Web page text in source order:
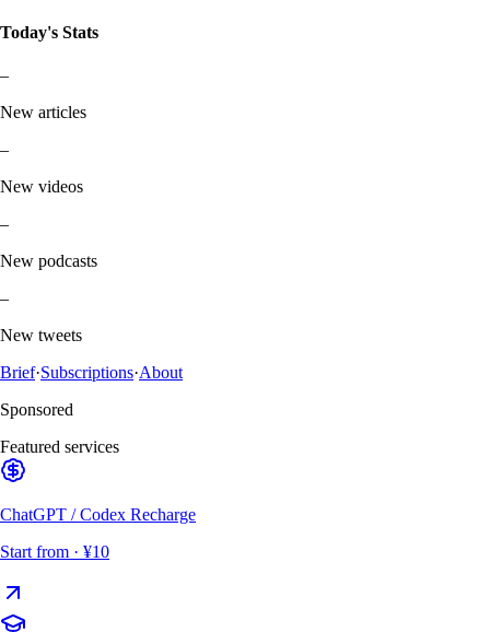
Today's Stats
–
New articles
–
New videos
–
New podcasts
–
New tweets
Brief·Subscriptions·About
Sponsored
Featured services
ChatGPT / Codex Recharge
Start from · ¥10